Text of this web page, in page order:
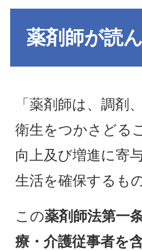
薬剤師が読
「薬剤師は、調剤
衛生をつかさどる
向上及び増進に寄
生活を確保するも
この薬剤師法第一
療・介護従事者を